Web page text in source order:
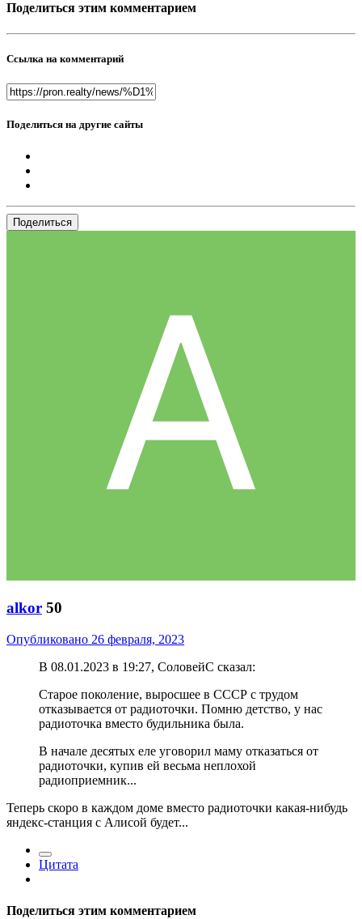
Поделиться этим комментарием
Ссылка на комментарий
Поделиться на другие сайты
Поделиться
alkor 50
Опубликовано 26 февраля, 2023
В 08.01.2023 в 19:27, СоловейС сказал:
Старое поколение, выросшее в СССР с трудом
отказывается от радиоточки. Помню детство, у нас
радиоточка вместо будильника была.
В начале десятых еле уговорил маму отказаться от
радиоточки, купив ей весьма неплохой
радиоприемник...
Теперь скоро в каждом доме вместо радиоточки какая-нибудь
яндекс-станция с Алисой будет...
Цитата
Поделиться этим комментарием